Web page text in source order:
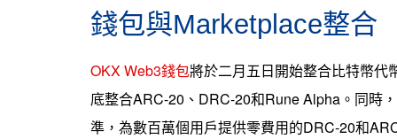
錢包與Marketplace整合
OKX Web3錢包將於二月五日開始整合比特幣代
底整合ARC-20、DRC-20和Rune Alpha。同時
準，為數百萬個用戶提供零費用的DRC-20和